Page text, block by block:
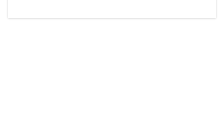
Der Weinbau dominert heute nicht mehr, ist aber integrativer